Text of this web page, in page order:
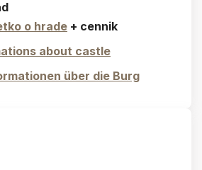
o hrade + cennik
about castle
über die Burg